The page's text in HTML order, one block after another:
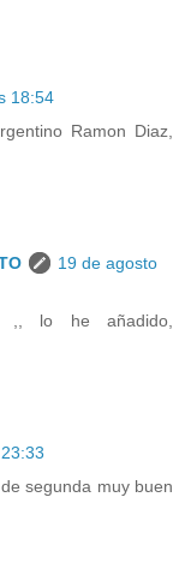
18:54
Ramon Diaz,
19 de agosto
,, lo he añadido,
segunda muy buen